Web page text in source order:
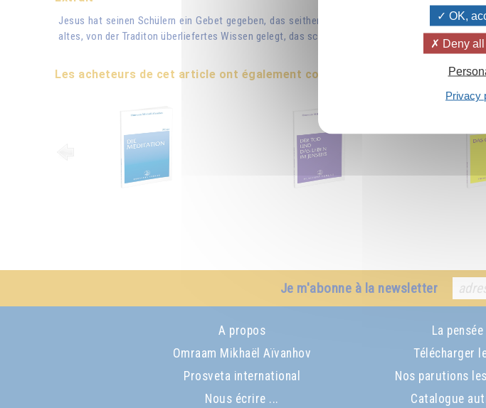
Jesus hat seinen Schülern ein Gebet gegeben, das seither von allen Christen gesprochen
altes, von der Traditon überliefertes Wissen gelegt, das schon lange vor ihm existierte. Aber
Les acheteurs de cet article ont également commandé :
Je m'abonne à la newsletter
A propos
Omraam Mikhaël Aïvanhov
Prosveta international
Nous écrire ...
La
Télécharger
Nos parutions
Catalogue
OK,
Deny
Privacy